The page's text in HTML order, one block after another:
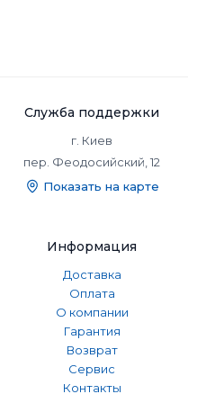
Служба поддержки
г. Киев
пер. Феодосийский, 12
Показать на карте
Информация
Доставка
Оплата
О компании
Гарантия
Возврат
Сервис
Контакты